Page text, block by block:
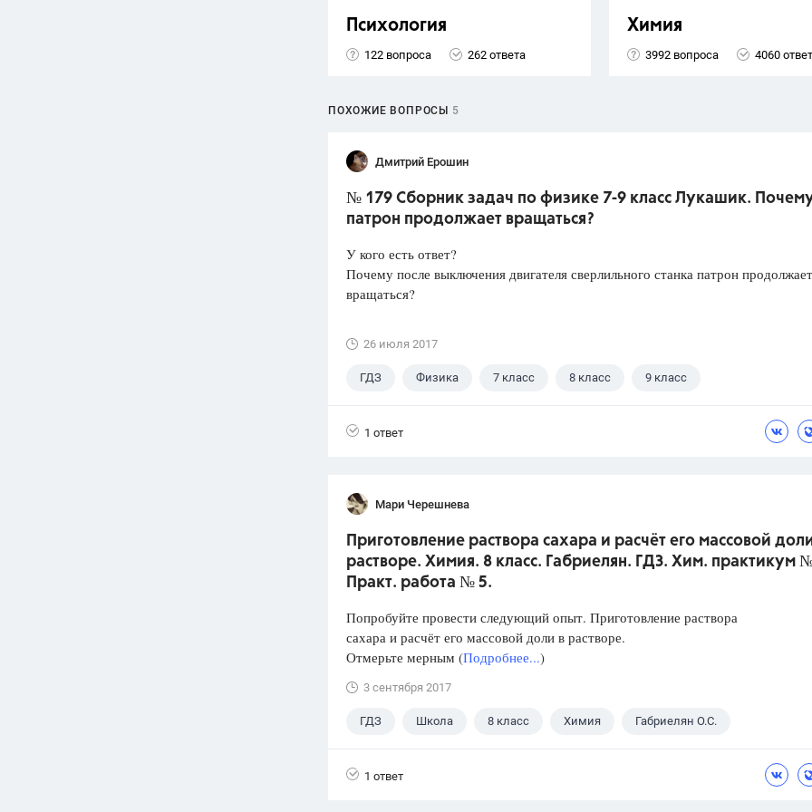
Психология
122 вопроса 262 ответа
Химия
3992 вопроса 4060
ПОХОЖИЕ ВОПРОСЫ 5
Дмитрий Ерошин
№ 179 Сборник задач по физике 7-9 класс Лукашик.
патрон продолжает вращаться?
У кого есть ответ?
Почему после выключения двигателя сверлильного станка патрон продолжает
вращаться?
26 июля 2017
ГДЗ Физика 7 класс 8 класс 9 класс
1 ответ
Мари Черешнева
Приготовление раствора сахара и расчёт его массовой
растворе. Химия. 8 класс. Габриелян. ГДЗ. Хим. практикум
Практ. работа № 5.
Попробуйте провести следующий опыт. Приготовление раствора
сахара и расчёт его массовой доли в растворе.
Отмерьте мерным (Подробнее...)
3 сентября 2017
ГДЗ Школа 8 класс Химия Габриелян О.С.
1 ответ